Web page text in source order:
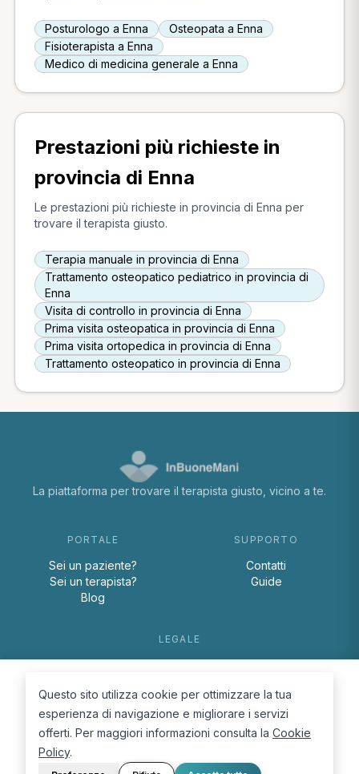
Posturologo a Enna
Osteopata a Enna
Fisioterapista a Enna
Medico di medicina generale a Enna
Prestazioni più richieste in
provincia di Enna
Le prestazioni più richieste in provincia di Enna per
trovare il terapista giusto.
Terapia manuale in provincia di Enna
Trattamento osteopatico pediatrico in provincia di
Enna
Visita di controllo in provincia di Enna
Prima visita osteopatica in provincia di Enna
Prima visita ortopedica in provincia di Enna
Trattamento osteopatico in provincia di Enna
La piattaforma per trovare il terapista giusto, vicino a te.
PORTALE
Sei un paziente?
Sei un terapista?
Blog
SUPPORTO
Contatti
Guide
LEGALE
Cookie Policy
Questo sito utilizza cookie per ottimizzare la tua
esperienza di navigazione e migliorare i servizi
offerti. Per maggiori informazioni consulta la Cookie
Policy.